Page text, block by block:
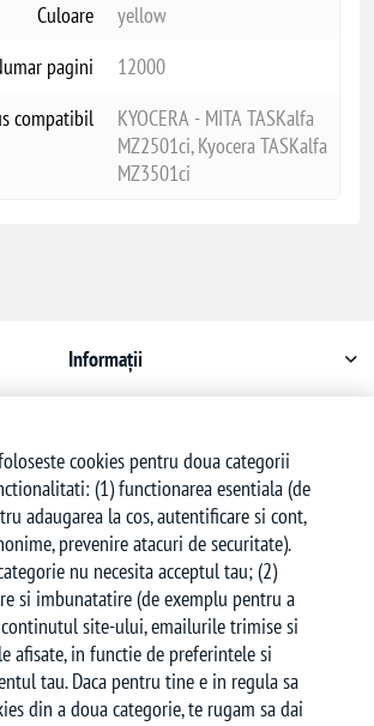
Culoare
yellow
pagini
12000
compatibil
KYOCERA - MITA TASKalfa
MZ2501ci, Kyocera TASKalfa
MZ3501ci
Informații
Serviciu clienți
Urmăriți-ne
cookies pentru doua categorii
(1) functionarea esentiala (de
adaugarea la cos, autentificare si cont,
prevenire atacuri de securitate).
nu necesita acceptul tau; (2)
si imbunatatire (de exemplu pentru a
site-ului, emailurile trimise si
afisate, in functie de preferintele si
tau. Daca pentru tine e in regula sa
din a doua categorie, te rugam sa dai